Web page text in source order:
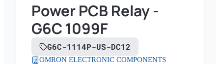
Power PCB Relay -
G6C 1099F
G6C-1114P-US-DC12
OMRON ELECTRONIC COMPONENTS